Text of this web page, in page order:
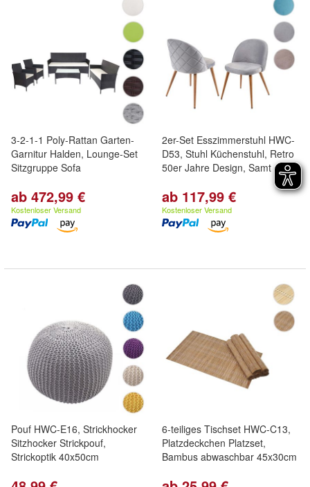
3-2-1-1 Poly-Rattan Garten-
Garnitur Halden, Lounge-Set
Sitzgruppe Sofa
ab 472,99 €
Kostenloser Versand
2er-Set Esszimmerstuhl HWC-
D53, Stuhl Küchenstuhl, Retro
50er Jahre Design, Samt
ab 117,99 €
Kostenloser Versand
Pouf HWC-E16, Strickhocker
Sitzhocker Strickpouf,
Strickoptik 40x50cm
6-teiliges Tischset HWC-C13,
Platzdeckchen Platzset,
Bambus abwaschbar 45x30cm